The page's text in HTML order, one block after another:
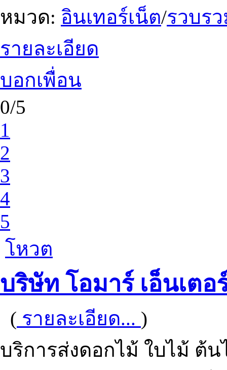
หมวด: อินเทอร์เน็ต/รวบร
รายละเอียด
บอกเพื่อน
0/5
1
2
3
4
5
โหวต
บริษัท โอมาร์ เอ็นเตอ
( รายละเอียด... )
บริการส่งดอกไม้ ใบไม้ ต้